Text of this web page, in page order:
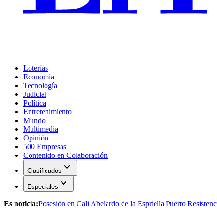
Loterías
Economía
Tecnología
Judicial
Política
Entretenimiento
Mundo
Multimedia
Opinión
500 Empresas
Contenido en Colaboración
Clasificados expand_more
Especiales expand_more
Es noticia:Posesión en Cali|Abelardo de la Espriella|Puerto